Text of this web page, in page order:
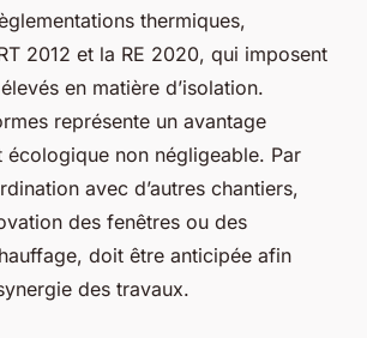
thermiques,
2012 et la RE 2020, qui imposent
en matière d’isolation.
représente un avantage
écologique non négligeable. Par
avec d’autres chantiers,
des fenêtres ou des
doit être anticipée afin
des travaux.